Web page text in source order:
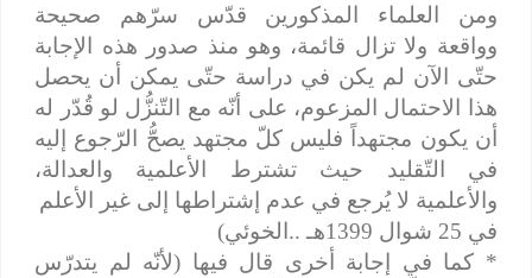
ومن العلماء المذكورين قدّس سرّهم صحيحة
وواقعة ولا تزال قائمة، وهو منذ صدور هذه الإجابة
حتّى الآن لم يكن في دراسة حتّى يمكن أن يحصل
هذا الاحتمال المزعوم، على أنّه مع التّنزُّل لو قُدّر له
أن يكون مجتهداً فليس كلّ مجتهد يصحُّ الرّجوع إليه
في التّقليد حيث تشترط الأعلمية والعدالة،
والأعلمية لا يُرجع في عدم إشتراطها إلى غير الأعلم
في 25 شوال 1399هـ ..الخوئي)
* كما في إجابة أخرى قال فيها (لأنّه لم يتدرّس